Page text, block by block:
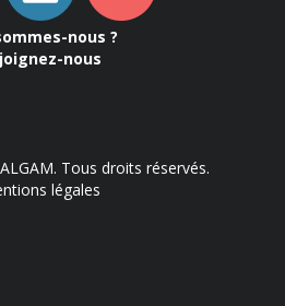
nous ?
nous
Tous droits réservés.
légales